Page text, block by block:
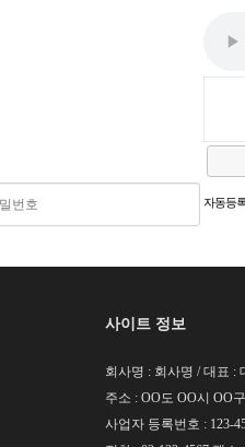
자동등
사이트 정보
회사명 : 회사명 / 대표 :
주소 : OO도 OO시 OO
사업자 등록번호 : 123-